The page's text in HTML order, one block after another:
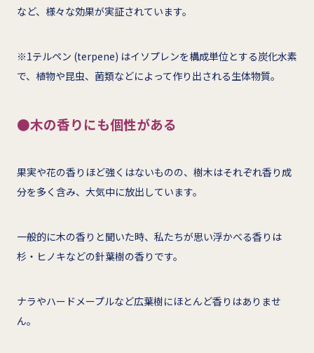
など、様々な効果が実証されています。
※1テルペン (terpene) はイソプレンを構成単位とする炭化水素
で、植物や昆虫、菌類などによって作り出される生体物質。
●木の香りにも個性がある
果実や花の香りほど強くはないものの、樹木はそれぞれ香り成
分を多く含み、大気中に放出しています。
一般的に木の香りと聞いた時、私たちが思い浮かべる香りは
杉・ヒノキなどの針葉樹の香りです。
ナラやハードメープルなど広葉樹にほとんど香りはありませ
ん。